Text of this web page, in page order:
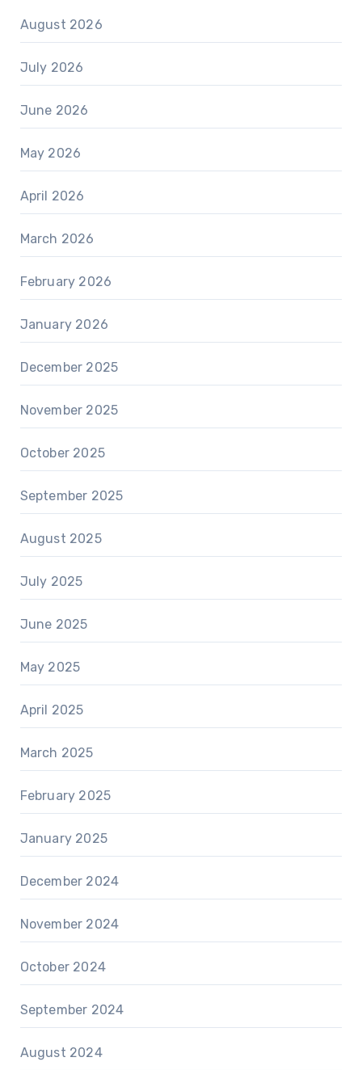
August 2026
July 2026
June 2026
May 2026
April 2026
March 2026
February 2026
January 2026
December 2025
November 2025
October 2025
September 2025
August 2025
July 2025
June 2025
May 2025
April 2025
March 2025
February 2025
January 2025
December 2024
November 2024
October 2024
September 2024
August 2024